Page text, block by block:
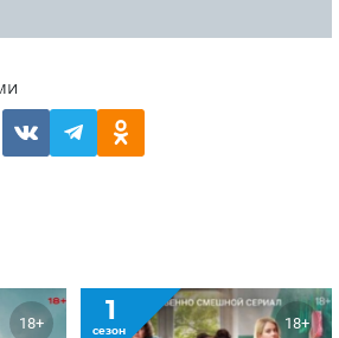
18+ 1
сезон 18+